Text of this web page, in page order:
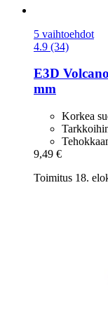
5 vaihtoehdot
4.9 (34)
E3D
mm
Korkea
9,49 €
Toimitus 18.